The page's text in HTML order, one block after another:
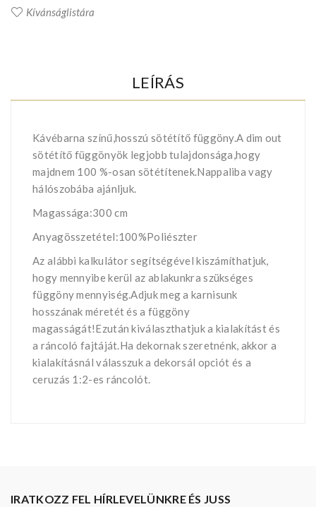
Kívánságlistára
LEÍRÁS
Kávébarna színű,hosszú sötétítő függöny.A dim out
sötétítő függönyök legjobb tulajdonsága,hogy
majdnem 100 %-osan sötétítenek.Nappaliba vagy
hálószobába ajánljuk.
Magassága:300 cm
Anyagösszetétel:100%Poliészter
Az alábbi kalkulátor segítségével kiszámíthatjuk,
hogy mennyibe kerül az ablakunkra szükséges
függöny mennyiség.Adjuk meg a karnisunk
hosszának méretét és a függöny
magasságát!Ezután kiválaszthatjuk a kialakítást és
a ráncoló fajtáját.Ha dekornak szeretnénk, akkor a
kialakításnál válasszuk a dekorsál opciót és a
ceruzás 1:2-es ráncolót.
IRATKOZZ FEL HÍRLEVELÜNKRE ÉS JUSS